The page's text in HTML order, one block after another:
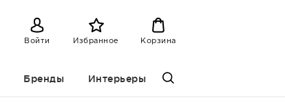
Войти Избранное Корзина
Бренды Интерьеры